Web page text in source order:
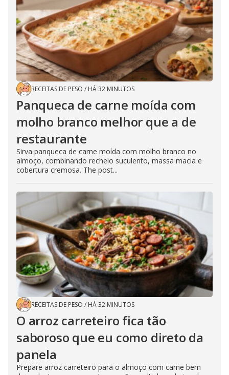
RECEITAS DE PESO / HÁ 32 MINUTOS
Panqueca de carne moída com
molho branco melhor que a de
restaurante
Sirva panqueca de carne moída com molho branco no
almoço, combinando recheio suculento, massa macia e
cobertura cremosa. The post...
RECEITAS DE PESO / HÁ 32 MINUTOS
O arroz carreteiro fica tão
saboroso que eu como direto da
panela
Prepare arroz carreteiro para o almoço com carne bem